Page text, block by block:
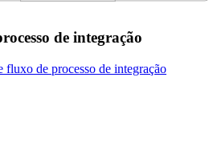
de integração
de processo de integração